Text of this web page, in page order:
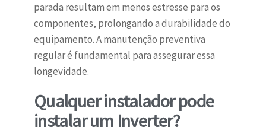
parada resultam em menos estresse para os
componentes, prolongando a durabilidade do
equipamento. A manutenção preventiva
regular é fundamental para assegurar essa
longevidade.
Qualquer instalador pode
instalar um Inverter?